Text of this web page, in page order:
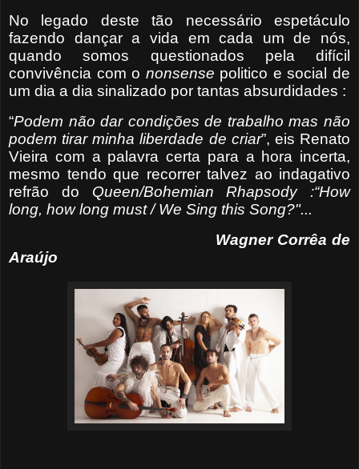
No legado deste tão necessário espetáculo
fazendo dançar a vida em cada um de nós,
quando somos questionados pela difícil
convivência com o nonsense politico e social de
um dia a dia sinalizado por tantas absurdidades :
“Podem não dar condições de trabalho mas não
podem tirar minha liberdade de criar”, eis Renato
Vieira com a palavra certa para a hora incerta,
mesmo tendo que recorrer talvez ao indagativo
refrão do Queen/Bohemian Rhapsody :“How
long, how long must / We Sing this Song?"...
Wagner Corrêa de
Araújo